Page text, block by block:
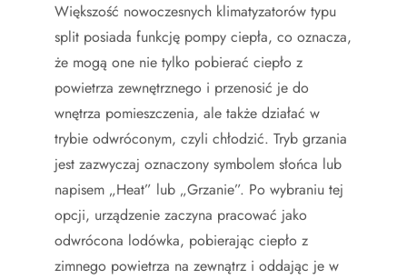
Większość nowoczesnych klimatyzatorów typu
split posiada funkcję pompy ciepła, co oznacza,
że mogą one nie tylko pobierać ciepło z
powietrza zewnętrznego i przenosić je do
wnętrza pomieszczenia, ale także działać w
trybie odwróconym, czyli chłodzić. Tryb grzania
jest zazwyczaj oznaczony symbolem słońca lub
napisem „Heat” lub „Grzanie”. Po wybraniu tej
opcji, urządzenie zaczyna pracować jako
odwrócona lodówka, pobierając ciepło z
zimnego powietrza na zewnątrz i oddając je w